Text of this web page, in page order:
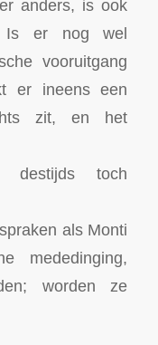
anders, is ook
Is er nog wel
vooruitgang
er ineens een
zit, en het
toch
als Monti
mededinging,
worden ze